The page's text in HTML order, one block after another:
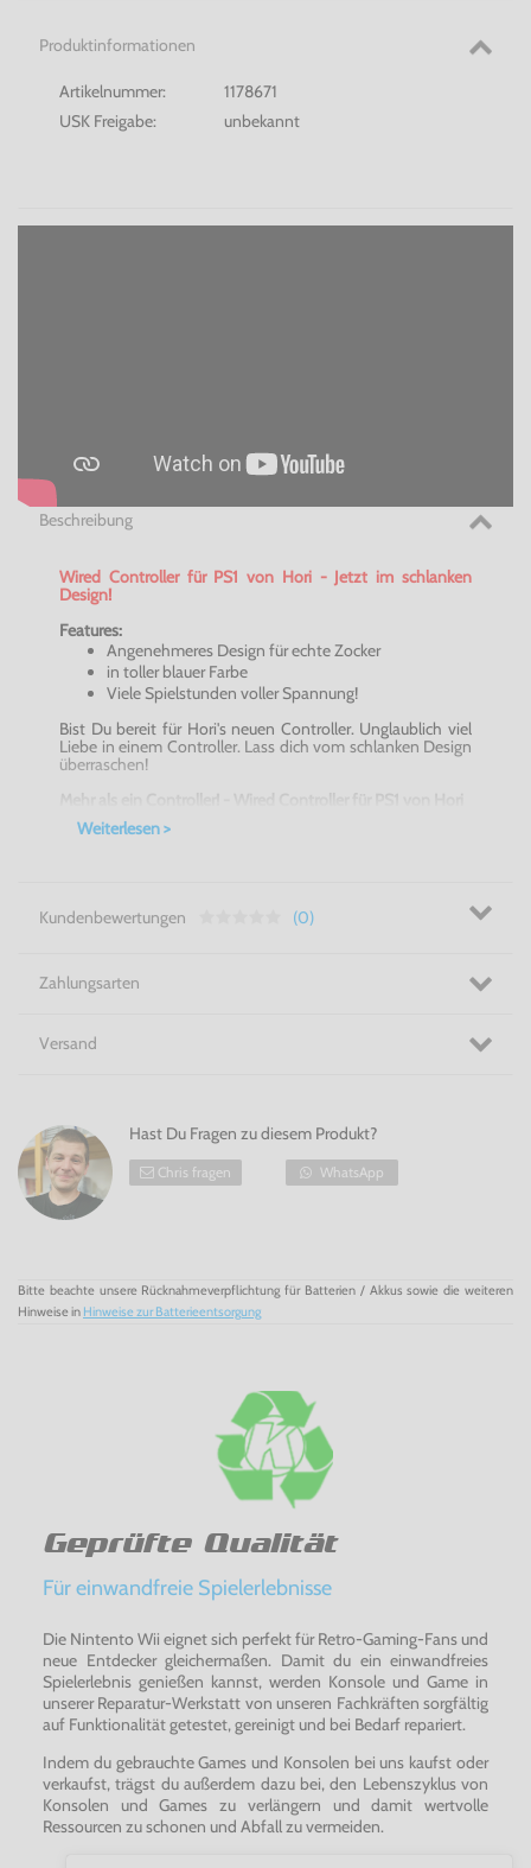
Produktinformationen
Artikelnummer:
1178671
USK Freigabe:
unbekannt
Beschreibung
Wired Controller für PS1 von Hori- Jetzt im schlanken
Design!
Features:
Angenehmeres Design für echte Zocker
in toller blauer Farbe
Viele Spielstunden voller Spannung!
Bist Du bereit für Hori'sneuen Controller. Unglaublich viel
Liebe in einem Controller. Lass dich vom schlanken Design
überraschen!
Weiterlesen >
Kundenbewertungen (0)
Zahlungsarten
Versand
Hast Du Fragen zu diesem Produkt?
Chris fragen WhatsApp
Bitte beachte unsere Rücknahmeverpflichtung für Batterien / Akkus sowie die weiteren
Hinweise in Hinweise zur Batterieentsorgung
Geprüfte Qualität
Für einwandfreie Spielerlebnisse
Die Nintento Wii eignet sich perfekt für Retro-Gaming-Fans und
neue Entdecker gleichermaßen. Damit du ein einwandfreies
Spielerlebnis genießen kannst, werden Konsole und Game in
unserer Reparatur-Werkstatt von unseren Fachkräften sorgfältig
auf Funktionalität getestet, gereinigt und bei Bedarf repariert.
Indem du gebrauchte Games und Konsolen bei uns kaufst oder
verkaufst, trägst du außerdem dazu bei, den Lebenszyklus von
Konsolen und Games zu verlängern und damit wertvolle
Ressourcen zu schonen und Abfall zu vermeiden.